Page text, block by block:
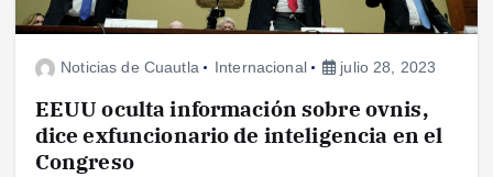
Noticias de Cuautla Internacional julio 28, 2023
EEUU oculta información sobre ovnis,
dice exfuncionario de inteligencia en el
Congreso